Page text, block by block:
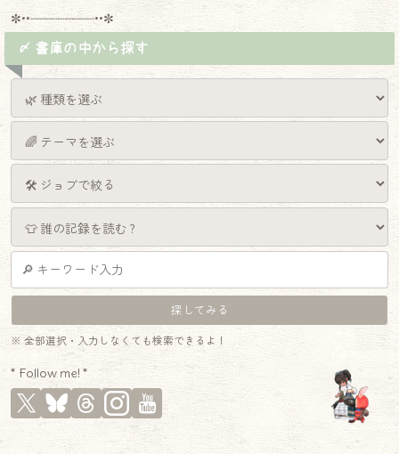
✼••┈┈┈┈┈┈┈┈┈••✼
〆 書庫の中から探す
※ 全部選択・入力しなくても検索できるよ！
* Follow me! *